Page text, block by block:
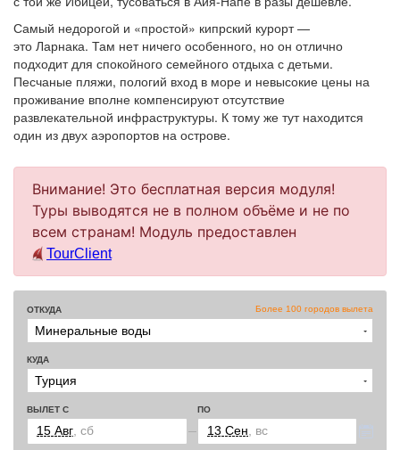
Самый недорогой и «простой» кипрский курорт —
это Ларнака. Там нет ничего особенного, но он отлично
подходит для спокойного семейного отдыха с детьми.
Песчаные пляжи, пологий вход в море и невысокие цены на
проживание вполне компенсируют отсутствие
развлекательной инфраструктуры. К тому же тут находится
один из двух аэропортов на острове.